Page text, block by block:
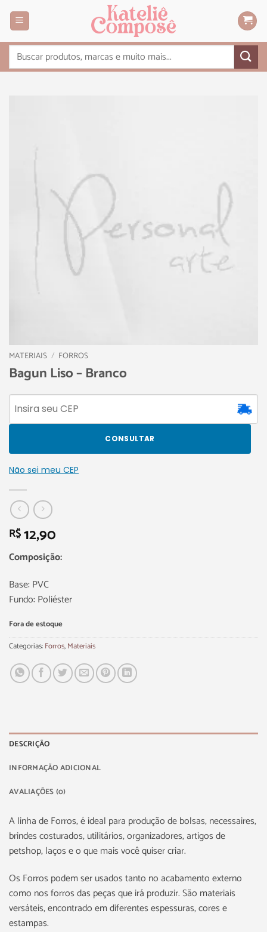
MATERIAIS / FORROS
Bagun Liso – Branco
CONSULTAR
Não sei meu CEP
R$12,90
Composição:
Base: PVC
Fundo: Poliéster
Fora de estoque
Categorias:Forros,Materiais
DESCRIÇÃO
INFORMAÇÃO ADICIONAL
AVALIAÇÕES (0)
A linha de Forros, é ideal para produção de bolsas, necessaires,
brindes costurados, utilitários, organizadores, artigos de
petshop, laços e o que mais você quiser criar.
Os Forros podem ser usados tanto no acabamento externo
como nos forros das peças que irá produzir. São materiais
versáteis, encontrado em diferentes espessuras, cores e
estampas.